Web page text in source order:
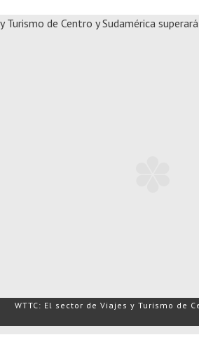
WTTC: El sector de Viajes y Turismo de